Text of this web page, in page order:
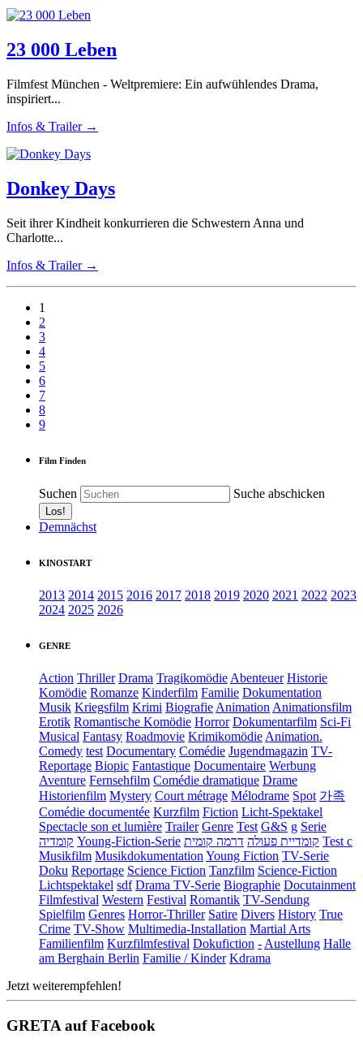
23 000 Leben
Filmfest München - Weltpremiere: Ein aufwühlendes Drama,
inspiriert...
Infos & Trailer →
Donkey Days
Seit ihrer Kindheit konkurrieren die Schwestern Anna und
Charlotte...
Infos & Trailer →
1
2
3
4
5
6
7
8
9
Film Finden
Suchen Suche abschicken
Demnächst
KINOSTART
2013 2014 2015 2016 2017 2018 2019 2020 2021 2022 2023
2024 2025 2026
GENRE
Action Thriller Drama Tragikomödie Abenteuer Historie
Komödie Romanze Kinderfilm Familie Dokumentation
Musik Kriegsfilm Krimi Biografie Animation Animationsfilm
Erotik Romantische Komödie Horror Dokumentarfilm Sci-Fi
Musical Fantasy Roadmovie Krimikomödie Animation.
Comedy test Documentary Comédie Jugendmagazin TV-
Reportage Biopic Fantastique Documentaire Werbung
Aventure Fernsehfilm Comédie dramatique Drame
Historienfilm Mystery Court métrage Mélodrame Spot 가족
Comédie documentée Kurzfilm Fiction Licht-Spektakel
Spectacle son et lumière Trailer Genre Test G&S g Serie
קומדיה Young-Fiction-Serie קומדיית פעולה דרמה קומית
Test c
Musikfilm Musikdokumentation Young Fiction TV-Serie
Doku Reportage Science Fiction Tanzfilm Science-Fiction
Lichtspektakel sdf Drama TV-Serie Biographie Docutainment
Filmfestival Western Festival Romantik TV-Sendung
Spielfilm Genres Horror-Thriller Satire Divers History True
Crime TV-Show Multimedia-Installation Martial Arts
Familienfilm Kurzfilmfestival Dokufiction - Austellung Halle
am Berghain Berlin Familie / Kinder Kdrama
Jetzt weiterempfehlen!
GRETA auf Facebook